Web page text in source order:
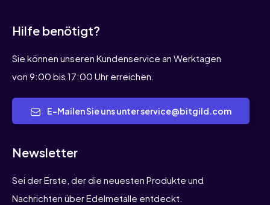
Hilfe benötigt?
Sie können unseren Kundenservice an Werktagen
von 9:00 bis 17:00 Uhr erreichen.
E-Mailen Sie uns unter service@bitgild.com
Newsletter
Sei der Erste, der die neuesten Produkte und
Nachrichten über Edelmetalle entdeckt.